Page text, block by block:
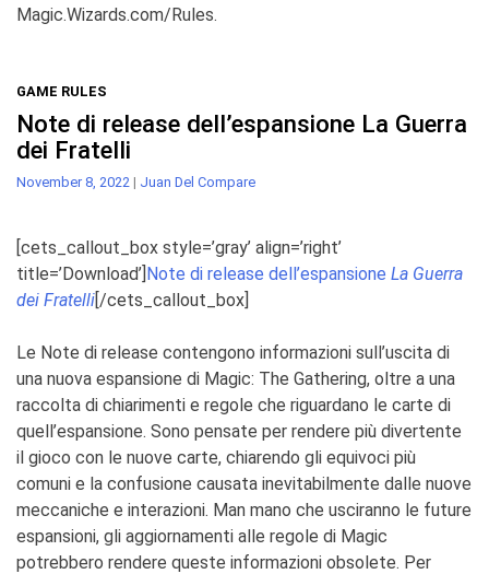
Magic.Wizards.com/Rules.
GAME RULES
Note di release dell’espansione La Guerra
dei Fratelli
November 8, 2022 | Juan Del Compare
[cets_callout_box style=’gray’ align=’right’
title=’Download’]Note di release dell’espansione La Guerra
dei Fratelli[/cets_callout_box]
Le Note di release contengono informazioni sull’uscita di
una nuova espansione di Magic: The Gathering, oltre a una
raccolta di chiarimenti e regole che riguardano le carte di
quell’espansione. Sono pensate per rendere più divertente
il gioco con le nuove carte, chiarendo gli equivoci più
comuni e la confusione causata inevitabilmente dalle nuove
meccaniche e interazioni. Man mano che usciranno le future
espansioni, gli aggiornamenti alle regole di Magic
potrebbero rendere queste informazioni obsolete. Per